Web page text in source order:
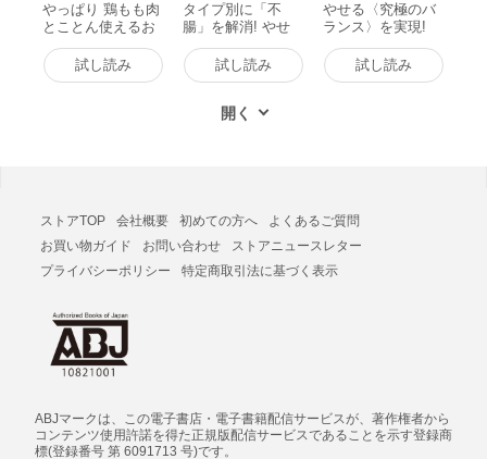
やっぱり 鶏もも肉
とことん使えるお
いしい42レシピ 電
子書籍版試し読み
タイプ別に「不
腸」を解消! やせ
る腸活レシピBOO
K 電子書籍版
試し読み
やせる〈究極のバ
ランス〉を実現!
食べても太らない
夢の2品献立 電子
書籍版
試し読み
ストアTOP 会社概要 初めての方へ
よくあるご質問
お買い物ガイド
お問い合わせ
ストアニュースレター
プライバシーポリシー
特定商取引法に基づく表示
ABJマークは、この電子書店・電子書籍配信サービスが、著作権者から
コンテンツ使用許諾を得た正規版配信サービスであることを示す登録商
標(登録番号 第 6091713 号)です。